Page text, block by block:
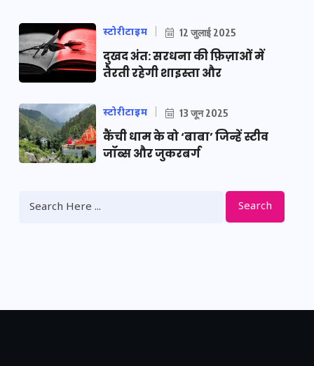
स्टोरीटाइम 12 जुलाई 2025
दुखद अंत: सरधना की फ़िज़ाओं में
तैरती रहेगी शाइस्ता और
स्टोरीटाइम 13 जून 2025
कैंची धाम के वो ‘बाबा’ जिन्हें स्टीव
जॉब्स और जुकरबर्ग
Search